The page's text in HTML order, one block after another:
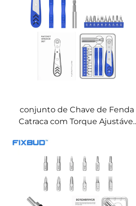
conjunto de Chave de Fenda
Catraca com Torque Ajustável